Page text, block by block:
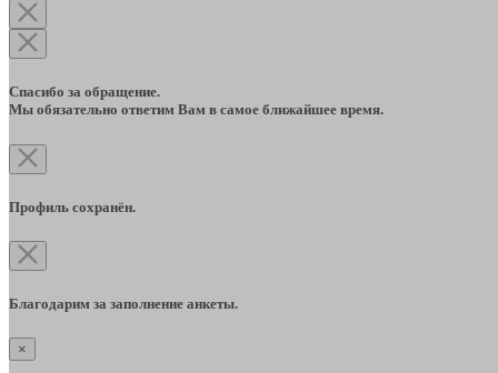
Спасибо за обращение.
Мы обязательно ответим Вам в самое ближайшее время.
Профиль сохранён.
Благодарим за заполнение анкеты.
×